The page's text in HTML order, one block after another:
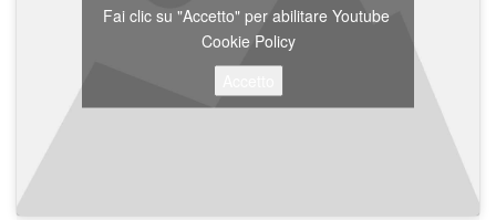
Fai clic su "Accetto" per abilitare Youtube
Cookie Policy